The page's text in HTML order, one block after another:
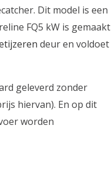
Dit model is een
FQ5 kW is gemaakt
deur en voldoet
geleverd zonder
hiervan). En op dit
worden